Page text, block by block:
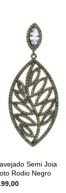
Semi Joia
Rodio Negro